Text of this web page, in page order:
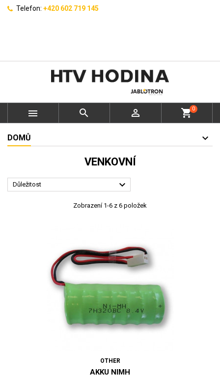
Telefon: +420 602 719 145
   shopping_cart0
DOMŮ
VENKOVNÍ
Důležitost 
Zobrazení 1-6 z 6 položek
OTHER
AKKU NIMH